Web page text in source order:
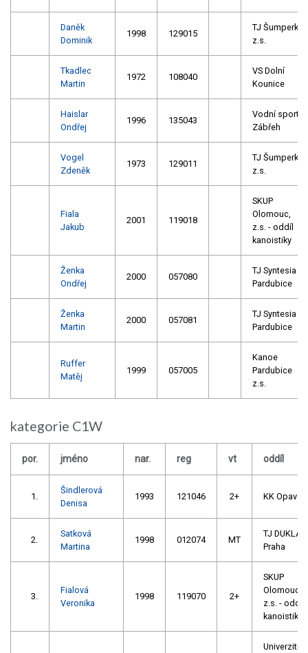
Daněk
Dominik
1998 129015
TJ Šumperk
z.s.
Tkadlec
Martin
1972 108040
VS Dolní
Kounice
Haislar
Ondřej
1996 135043
Vodní sporty
Zábřeh
Vogel
Zdeněk
1973 129011
TJ Šumperk
z.s.
Fiala
Jakub
2001 119018
SKUP
Olomouc,
z.s. - oddíl
kanoistiky
Ženka
Ondřej
2000 057080
TJ Syntesia
Pardubice
Ženka
Martin
2000 057081
TJ Syntesia
Pardubice
Ruffer
Matěj
1999 057005
Kanoe
Pardubice
z.s.
kategorie C1W
por. jméno nar. reg vt oddíl
1.
Šindlerová
Denisa
1993 121046 2+ KK Opava
2.
Satková
Martina
1998 012074 MT
TJ DUKLA
Praha
3.
Fialová
Veronika
1998 119070 2+
SKUP
Olomouc,
z.s. - oddíl
kanoistiky
Univerzitní